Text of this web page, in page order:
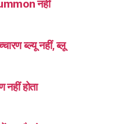
नहीं
ब्ल्यू नहीं, ब्लू
होता